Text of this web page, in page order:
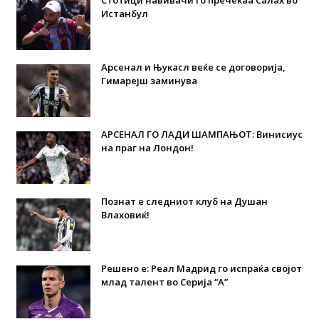
Истанбул
Арсенал и Њукасл веќе се договорија,
Гимарејш заминува
АРСЕНАЛ ГО ЛАДИ ШАМПАЊОТ: Винисиус
на праг на Лондон!
Познат е следниот клуб на Душан
Влаховиќ!
Решено е: Реал Мадрид го испраќа својот
млад талент во Серија “А”